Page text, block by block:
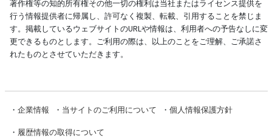
著作権等の知的所有権その他一切の権利は当社またはライセンス提供を
行う情報提供者に帰属し、許可なく複製、転載、引用することを禁じま
す。掲載しているウェブサイトのURLや情報は、利用者への予告なしに変
更できるものとします。ご利用の際は、以上のことをご理解、ご承諾さ
れたものとさせていただきます。
・ 企業情報 ・ 当サイトのご利用について ・ 個人情報保護方針
・ 履歴情報の取得について